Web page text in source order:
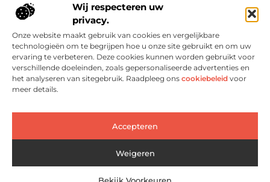
Wij respecteren uw
privacy.
Onze website maakt gebruik van cookies en vergelijkbare
technologieën om te begrijpen hoe u onze site gebruikt en om uw
ervaring te verbeteren. Deze cookies kunnen worden gebruikt voor
verschillende doeleinden, zoals gepersonaliseerde advertenties en
het analyseren van sitegebruik. Raadpleeg ons cookiebeleid voor
meer details.
Accepteren
Weigeren
Bekijk Voorkeuren
Over Clementinas
Clementinas.nl – Ontdek de kleine wonderen van het
dagelijks leven. Verken inspirerende blogs en artikelen die het
gewone buitengewoon maken.
Bericht categorie